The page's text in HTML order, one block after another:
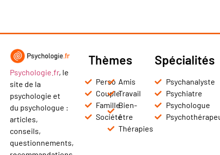
Psychologie.fr, le
site de la
psychologie et
du psychologue :
articles,
conseils,
questionnements,
Thèmes
Perso
Couple
Famille
Société
Amis
Travail
Bien-
être
Thérapies
Spécialités
Psychanalyste
Psychiatre
Psychologue